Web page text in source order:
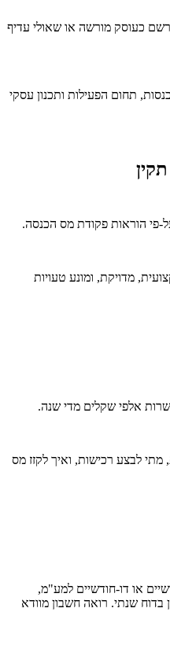
כעוסק מורשה או שאולי עדיף
תחום הפעילות ותכנון עסקי
פי הוראות פקודת מס הכנסה.
מדויקת, ומונע טעויות
אלפי שקלים מדי שנה.
מתי לבצע רכישות, ואיך לקזז מס
או דו-חודשיים למע"מ,
בדוח שנתי. רואה חשבון מוודא